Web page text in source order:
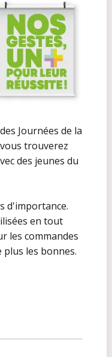
Journées de la
trouverez
des jeunes du
d'importance.
en tout
les commandes
les bonnes.